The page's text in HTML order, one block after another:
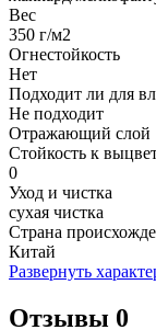
Вес
350 г/м2
Огнестойкость
Нет
Подходит ли для
Не подходит
Отражающий слой
Стойкость к
0
Уход и чистка
сухая чистка
Страна
Китай
Развернуть
Отзывы 0